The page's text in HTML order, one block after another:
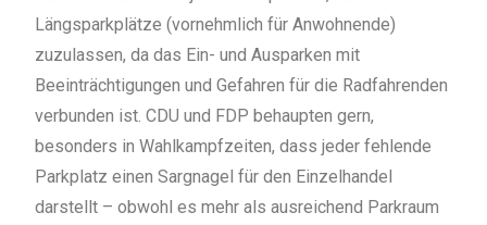
Längsparkplätze (vornehmlich für Anwohnende)
zuzulassen, da das Ein- und Ausparken mit
Beeinträchtigungen und Gefahren für die Radfahrenden
verbunden ist. CDU und FDP behaupten gern,
besonders in Wahlkampfzeiten, dass jeder fehlende
Parkplatz einen Sargnagel für den Einzelhandel
darstellt – obwohl es mehr als ausreichend Parkraum